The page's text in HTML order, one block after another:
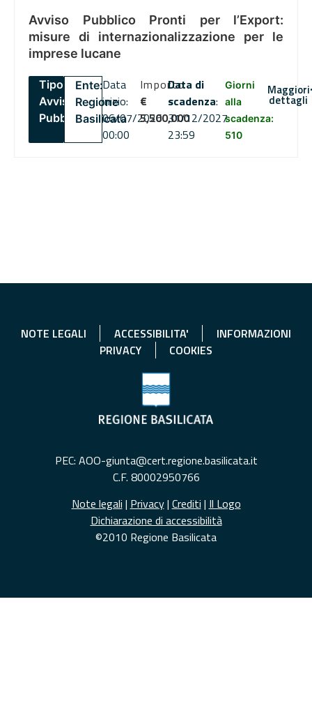
Avviso Pubblico Pronti per l’Export:
misure di internazionalizzazione per le
imprese lucane
Tipo:
Avviso
Pubblico
Ente:
Regione
Basilicata
Data
inizio:
06/07/2026
00:00
Importo
€
5,500,000
Data di
scadenza:
31/12/2027
23:59
Giorni
alla
scadenza:
510
Maggiori
dettagli
NOTE LEGALI ACCESSIBILITA'
INFORMAZIONI
PRIVACY
COOKIES
PEC: AOO-giunta@cert.regione.basilicata.it
C.F. 80002950766
Note legali | Privacy| Crediti | Il Logo
Dichiarazione di accessibilità
©2010 Regione Basilicata